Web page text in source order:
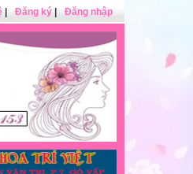
Đăng ký Đăng nhập